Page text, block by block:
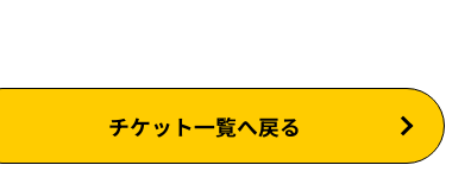
チケット一覧へ戻る